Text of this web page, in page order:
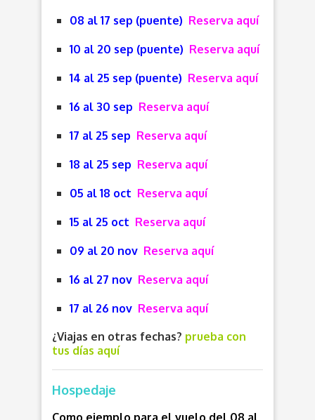
08 al 17 sep (puente) Reserva aquí
10 al 20 sep (puente) Reserva aquí
14 al 25 sep (puente) Reserva aquí
16 al 30 sep Reserva aquí
17 al 25 sep Reserva aquí
18 al 25 sep Reserva aquí
05 al 18 oct Reserva aquí
15 al 25 oct Reserva aquí
09 al 20 nov Reserva aquí
16 al 27 nov Reserva aquí
17 al 26 nov Reserva aquí
¿Viajas en otras fechas? prueba con
tus días aquí
Hospedaje
Como ejemplo para el vuelo del 08 al